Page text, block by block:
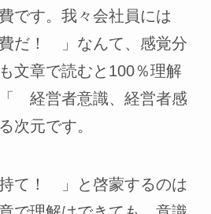
です。我々会社員には
だ！ 」なんて、感覚分
文章で読むと100％理解
経営者意識、経営者感
元です。
て！ 」と啓蒙するのは